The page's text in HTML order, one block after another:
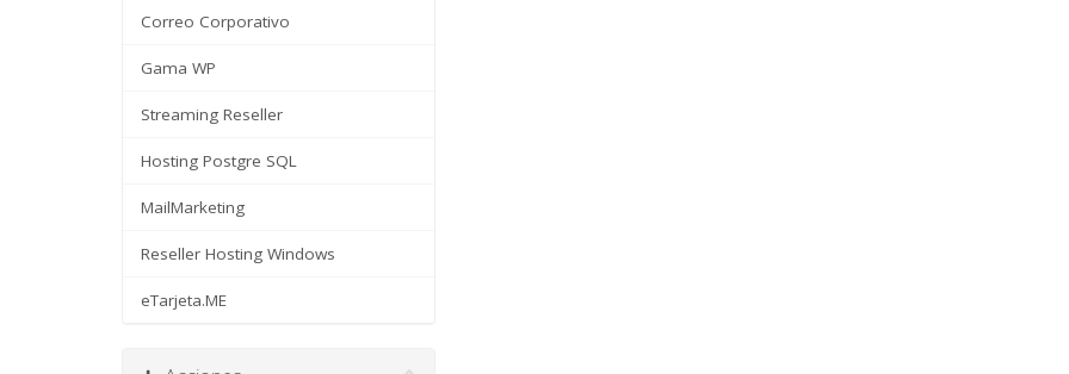
Correo Corporativo
Gama WP
Streaming Reseller
Hosting Postgre SQL
MailMarketing
Reseller Hosting Windows
eTarjeta.ME